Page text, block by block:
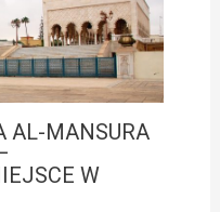
AL-MANSURA
W